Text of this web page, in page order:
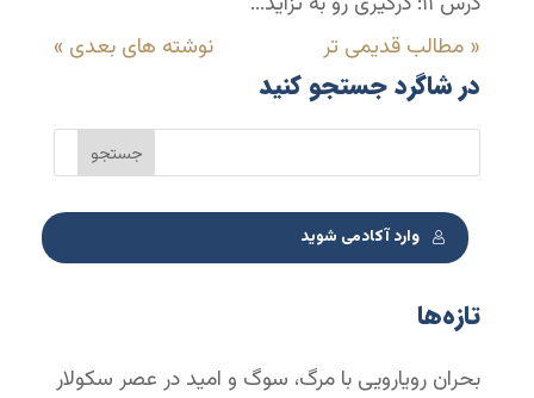
« مطالب قدیمی تر
نوشته های بعدی »
در شاگرد جستجو کنید
وارد آکادمی شوید
تازه‌ها
بحران رویارویی با مرگ، سوگ و امید در عصر سکولار